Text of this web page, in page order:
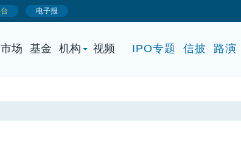
市场 基金 机构 视频 IPO专题 信披 路演